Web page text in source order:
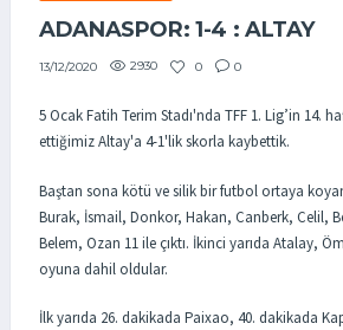
ADANASPOR: 1-4 : ALTAY
13/12/2020 2930 0 0
5 Ocak Fatih Terim Stadı'nda TFF 1. Lig’in 14.
ettiğimiz Altay'a 4-1'lik skorla kaybettik.
Baştan sona kötü ve silik bir futbol ortaya
Burak, İsmail, Donkor, Hakan, Canberk, Celil,
Belem, Ozan 11 ile çıktı. İkinci yarıda Atalay,
oyuna dahil oldular.
İlk yarıda 26. dakikada Paixao, 40. dakikada